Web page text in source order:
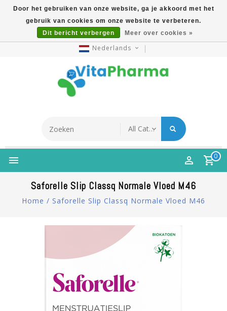
5% Korting Na Aanmelding Op Nieuwsbrief | Gratis
Verzending Vanaf €49 | Online Sinds 2007
Nederlands
0
Saforelle Slip Classq Normale Vloed M46
Home / Saforelle Slip Classq Normale Vloed M46
Door het gebruiken van onze website, ga je akkoord met het
gebruik van cookies om onze website te verbeteren.
Dit bericht verbergen
Meer over cookies »